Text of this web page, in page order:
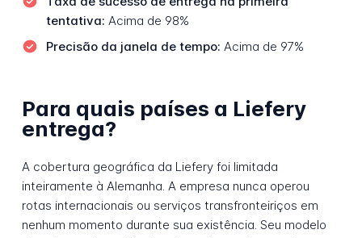
tentativa: Acima de 98%
Precisão da janela de tempo: Acima de 97%
Para quais países a Liefery
entrega?
A cobertura geográfica da Liefery foi limitada
inteiramente à Alemanha. A empresa nunca operou
rotas internacionais ou serviços transfronteiriços em
nenhum momento durante sua existência. Seu modelo